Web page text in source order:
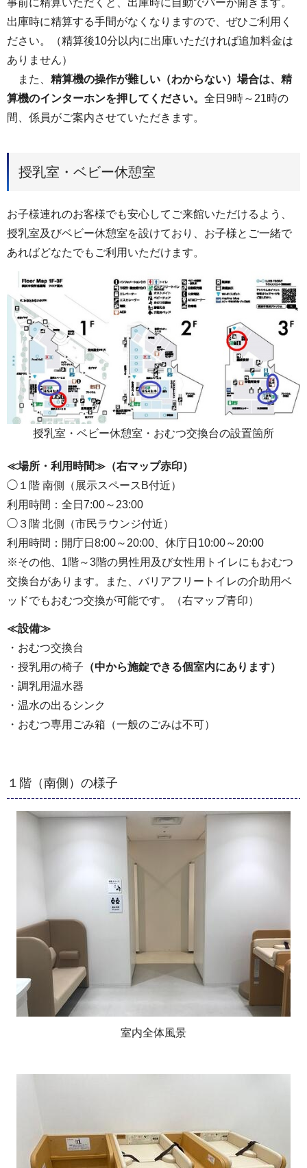
事前に精算いただくと、出庫時に自動でバーが開きます。
出庫時に精算する手間がなくなりますので、ぜひご利用く
ださい。（精算後10分以内に出庫いただければ追加料金は
ありません）
また、 精算機の操作が難しい（わからない）場合は、精
算機のインターホンを押してください。 全日9時～21時の
間、係員がご案内させていただきます。
授乳室・ベビー休憩室
お子様連れのお客様でも安心してご来館いただけるよう、
授乳室及びベビー休憩室を設けており、お子様とご一緒で
あればどなたでもご利用いただけます。
授乳室・ベビー休憩室・おむつ交換台の設置箇所
≪場所・利用時間≫（右マップ赤印）
◯１階 南側（展示スペースB付近）
利用時間：全日7:00～23:00
◯３階 北側（市民ラウンジ付近）
利用時間：開庁日8:00～20:00、休庁日10:00～20:00
※その他、1階～3階の男性用及び女性用トイレにもおむつ
交換台があります。また、バリアフリートイレの介助用ベ
ッドでもおむつ交換が可能です。（右マップ青印）
≪設備≫
・おむつ交換台
・授乳用の椅子 （中から施錠できる個室内にあります）
・調乳用温水器
・温水の出るシンク
・おむつ専用ごみ箱（一般のごみは不可）
１階（南側）の様子
室内全体風景